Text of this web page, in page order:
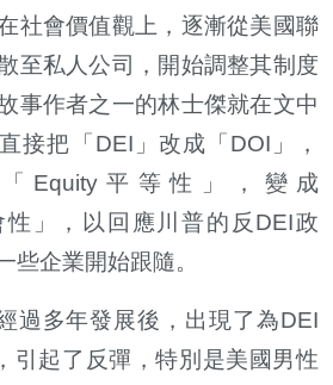
社會價值觀上，逐漸從美國聯
至私人公司，開始調整其制度
事作者之一的林士傑就在文中
接把「DEI」改成「DOI」，
Equity平等性」，變成
性」，以回應川普的反DEI政
些企業開始跟隨。
過多年發展後，出現了為DEI
引起了反彈，特別是美國男性